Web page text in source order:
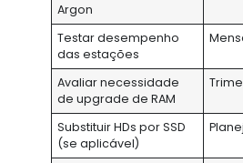
Argon
Testar desempenho
das estações
Avaliar necessidade
de upgrade de RAM
Substituir HDs por SSD
(se aplicável)